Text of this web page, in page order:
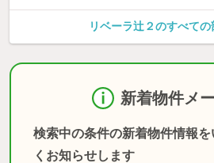
リベーラ辻２のすべて
新着物件メ
検索中の条件の新着物件情報を
くお知らせします